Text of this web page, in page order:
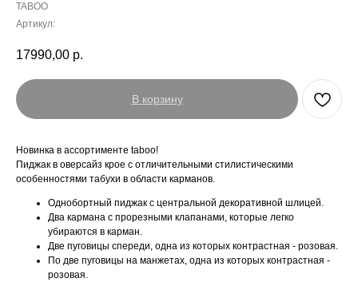
TABOO
Артикул:
17990,00 р.
В корзину
Новинка в ассортименте taboo!
Пиджак в оверсайз крое с отличительными стилистическими
особенностями табухи в области карманов.
Однобортный пиджак с центральной декоративной шлицей.
Два кармана с прорезными клапанами, которые легко
убираются в карман.
Две пуговицы спереди, одна из которых контрастная - розовая.
По две пуговицы на манжетах, одна из которых контрастная -
розовая.